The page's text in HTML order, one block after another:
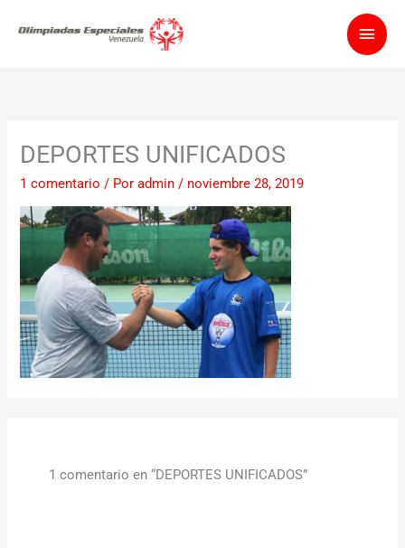
DEPORTES UNIFICADOS
1 comentario / Poradmin/ noviembre 28, 2019
1 comentario en “DEPORTES UNIFICADOS”